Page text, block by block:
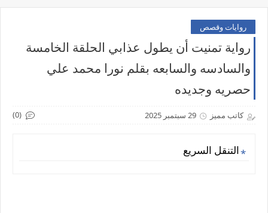
روايات وقصص
رواية تمنيت أن يطول عذابي الحلقة الخامسة
والسادسه والسابعه بقلم نورا محمد علي
حصريه وجديده
كاتب مميز 29 سبتمبر 2025 (0)
التنقل السريع